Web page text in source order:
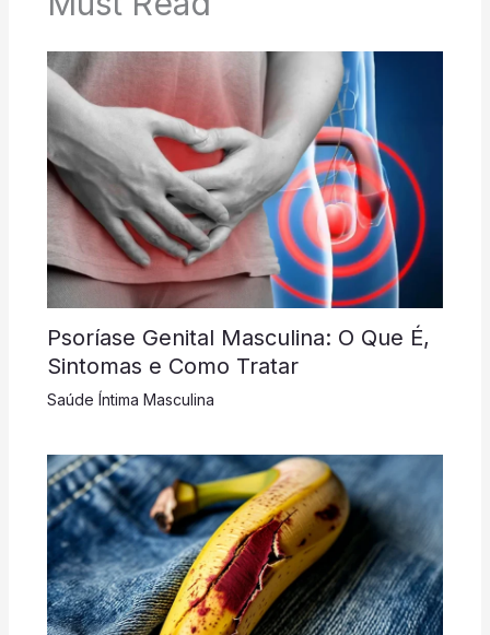
Psoríase Genital Masculina: O Que É,
Sintomas e Como Tratar
Saúde Íntima Masculina